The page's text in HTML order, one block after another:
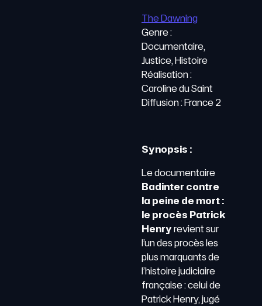
The Dawning
Genre :
Documentaire,
Justice, Histoire
Réalisation :
Caroline du Saint
Diffusion : France 2
Synopsis :
Le documentaire
Badinter contre
la peine de mort :
le procès Patrick
Henryrevient sur
l’un des procès les
plus marquants de
l’histoire judiciaire
française : celui de
Patrick Henry, jugé